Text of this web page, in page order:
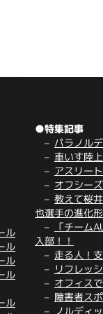
ル
ル
ル
ル
ル
●特集記事
パラノル
車いす陸
アスリー
オフシー
教えて桜
也選手の進化形
「チーム
入部！！
走る人！
リフレッ
オフィス
障害者ス
ノルディ